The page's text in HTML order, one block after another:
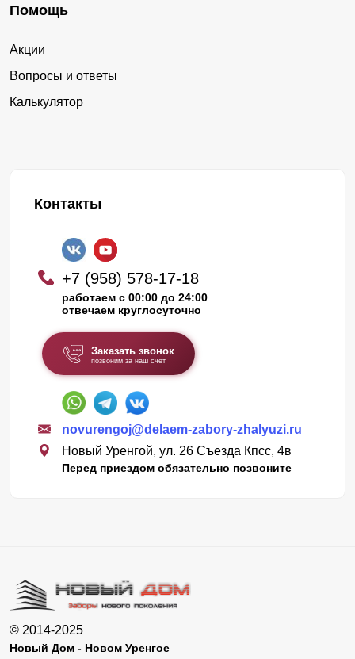
Помощь
Акции
Вопросы и ответы
Калькулятор
Контакты
+7 (958) 578-17-18
работаем с 00:00 до 24:00
отвечаем круглосуточно
Заказать звонок
позвоним за наш счет
novurengoj@delaem-zabory-zhalyuzi.ru
Новый Уренгой, ул. 26 Съезда Кпсс, 4в
Перед приездом обязательно позвоните
© 2014-2025
Новый Дом - Новом Уренгое